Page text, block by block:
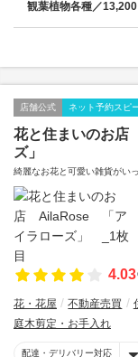
観葉植物各種／13,200
店舗公式 ネット予約スピ
花と住まいのお
ズ」
綺麗なお花と可愛い雑貨がい
4.03
花・花屋 不動産売買
庭木剪定・お手入れ
配達・デリバリー対応